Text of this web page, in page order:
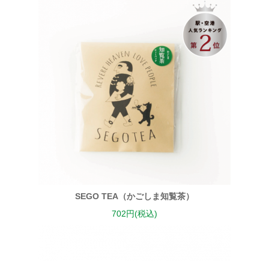
SEGO TEA（かごしま知覧茶）
702円(税込)